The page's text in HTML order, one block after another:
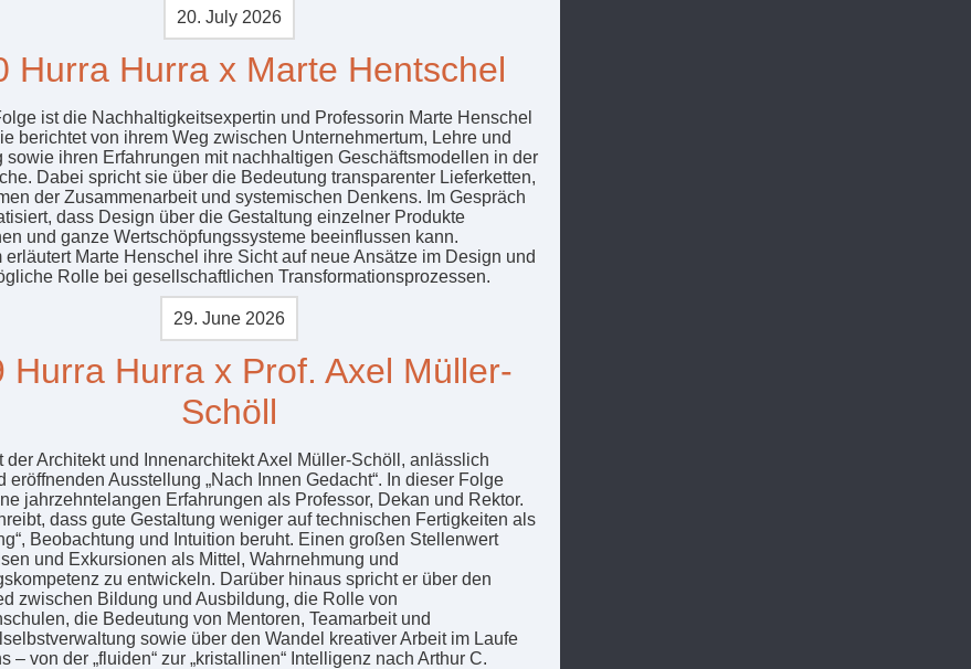
20. July 2026
Hurra Hurra x Marte Hentschel
ist die Nachhaltigkeitsexpertin und Professorin Marte Henschel
berichtet von ihrem Weg zwischen Unternehmertum, Lehre und
sowie ihren Erfahrungen mit nachhaltigen Geschäftsmodellen in der
Dabei spricht sie über die Bedeutung transparenter Lieferketten,
der Zusammenarbeit und systemischen Denkens. Im Gespräch
dass Design über die Gestaltung einzelner Produkte
und ganze Wertschöpfungssysteme beeinflussen kann.
erläutert Marte Henschel ihre Sicht auf neue Ansätze im Design und
Rolle bei gesellschaftlichen Transformationsprozessen.
29. June 2026
Hurra Hurra x Prof. Axel Müller-
Schöll
der Architekt und Innenarchitekt Axel Müller-Schöll, anlässlich
eröffnenden Ausstellung „Nach Innen Gedacht“. In dieser Folge
jahrzehntelangen Erfahrungen als Professor, Dekan und Rektor.
dass gute Gestaltung weniger auf technischen Fertigkeiten als
Beobachtung und Intuition beruht. Einen großen Stellenwert
und Exkursionen als Mittel, Wahrnehmung und
zu entwickeln. Darüber hinaus spricht er über den
zwischen Bildung und Ausbildung, die Rolle von
die Bedeutung von Mentoren, Teamarbeit und
sowie über den Wandel kreativer Arbeit im Laufe
– von der „fluiden“ zur „kristallinen“ Intelligenz nach Arthur C.